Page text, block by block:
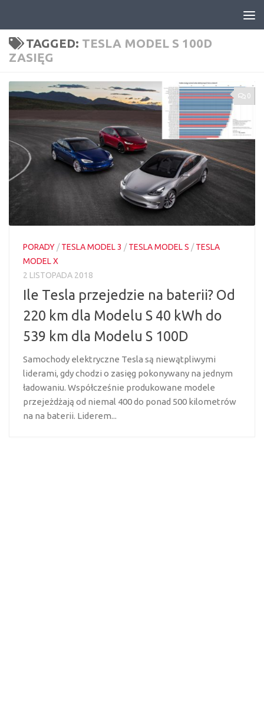
TAGGED: TESLA MODEL S 100D
ZASIĘG
0
PORADY /TESLA MODEL 3 /TESLA MODEL S /TESLA
MODEL X
2 LISTOPADA 2018
Ile Tesla przejedzie na baterii? Od
220 km dla Modelu S 40 kWh do
539 km dla Modelu S 100D
Samochody elektryczne Tesla są niewątpliwymi
liderami, gdy chodzi o zasięg pokonywany na jednym
ładowaniu. Współcześnie produkowane modele
przejeżdżają od niemal 400 do ponad 500 kilometrów
na na baterii. Liderem...